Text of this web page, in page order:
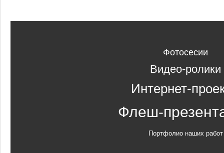
Фотосесии
Видео-ролики
Интернет-
Флеш-
Портфолио наших работ